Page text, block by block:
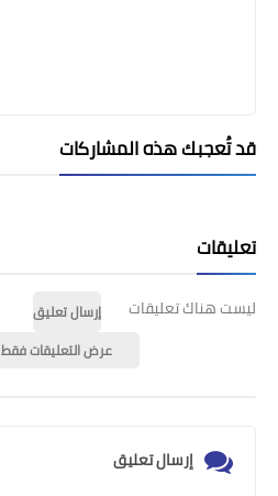
قد تُعجبك هذه المشاركات
تعليقات
ليست هناك تعليقات
إرسال تعليق
عرض التعليقات فقط
إرسال تعليق